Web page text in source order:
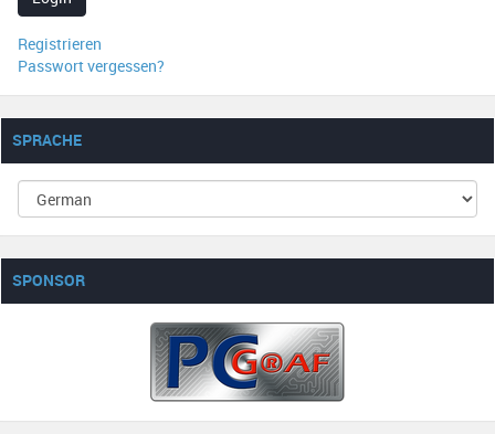
Registrieren
Passwort vergessen?
SPRACHE
SPONSOR